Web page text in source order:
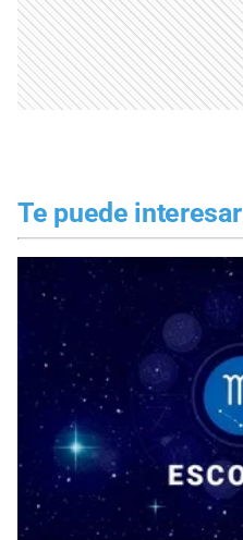
Te puede interesar